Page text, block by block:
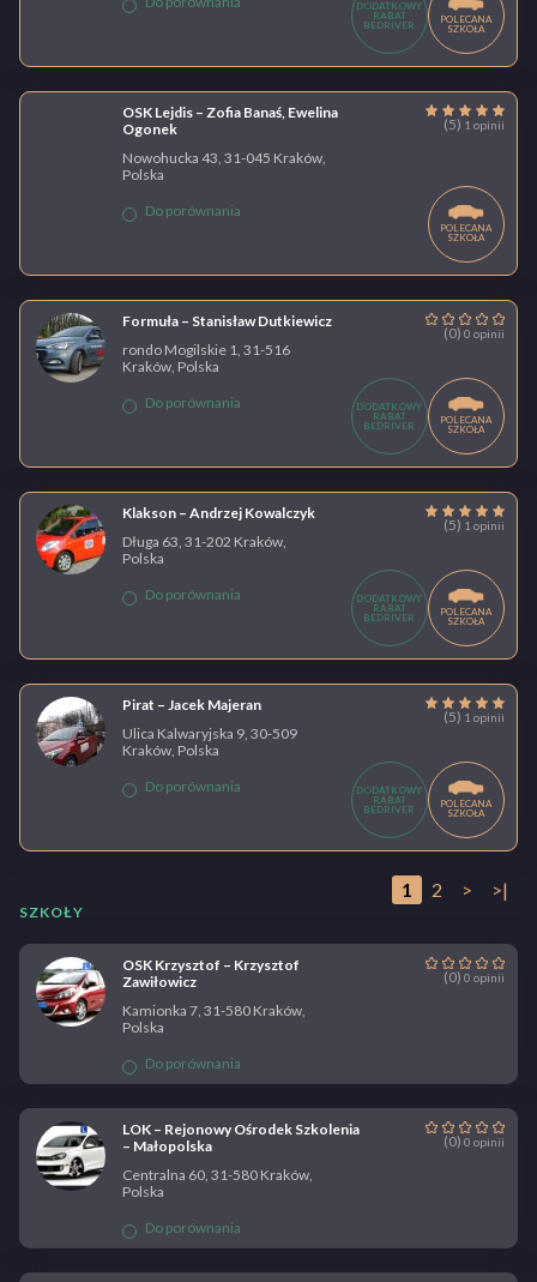
DODATKOWY
RABAT
BEDRIVER
POLECANA
SZKOŁA
OSK Lejdis – Zofia Banaś, Ewelina
Ogonek
(5) 1 opinii
Nowohucka 43, 31-045 Kraków,
Polska
Do porównania
POLECANA
SZKOŁA
Formuła – Stanisław Dutkiewicz
(0) 0 opinii
rondo Mogilskie 1, 31-516
Kraków, Polska
Do porównania
DODATKOWY
RABAT
BEDRIVER
POLECANA
SZKOŁA
Klakson – Andrzej Kowalczyk
(5) 1 opinii
Długa 63, 31-202 Kraków,
Polska
Do porównania
DODATKOWY
RABAT
BEDRIVER
POLECANA
SZKOŁA
Pirat – Jacek Majeran
(5) 1 opinii
Ulica Kalwaryjska 9, 30-509
Kraków, Polska
Do porównania
DODATKOWY
RABAT
BEDRIVER
POLECANA
SZKOŁA
1 2 > >|
SZKOŁY
OSK Krzysztof – Krzysztof
Zawiłowicz
(0) 0 opinii
Kamionka 7, 31-580 Kraków,
Polska
Do porównania
LOK – Rejonowy Ośrodek Szkolenia
– Małopolska
(0) 0 opinii
Centralna 60, 31-580 Kraków,
Polska
Do porównania